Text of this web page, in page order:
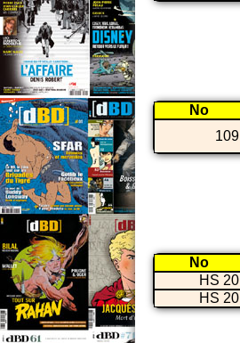
No
109
No
HS 20
HS 20